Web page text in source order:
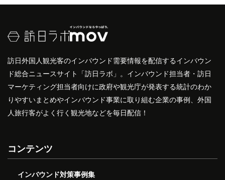
訪日外国人観光客のインバウンド需要情報を配信するインバウン
ド総合ニュースサイト「訪日ラボ」。インバウンド担当者・訪日
マーケティング担当者向けに政府や観光庁が発表する統計のわか
りやすいまとめやインバウンド事業に取り組む企業の事例、外国
人旅行客がよく行く観光地などを毎日配信！
コンテンツ
インバウンド対策事例集